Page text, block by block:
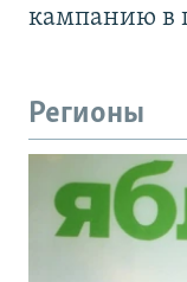
кампанию в
Регионы